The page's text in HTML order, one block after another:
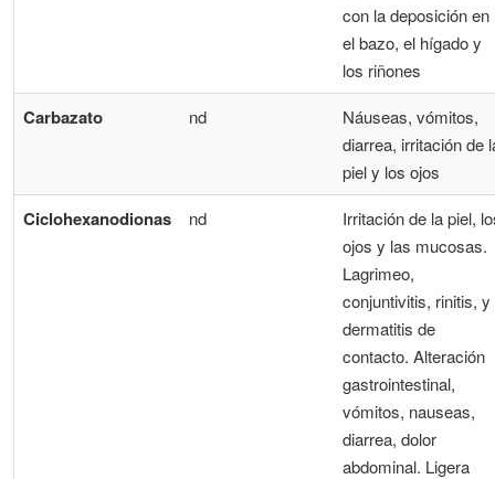
con la deposición en
el bazo, el hígado y
los riñones
Carbazato nd
Náuseas, vómitos,
diarrea, irritación de
piel y los ojos
Ciclohexanodionas nd
Irritación de la piel,
ojos y las mucosas.
Lagrimeo,
conjuntivitis, rinitis, y
dermatitis de
contacto. Alteración
gastrointestinal,
vómitos, nauseas,
diarrea, dolor
abdominal. Ligera